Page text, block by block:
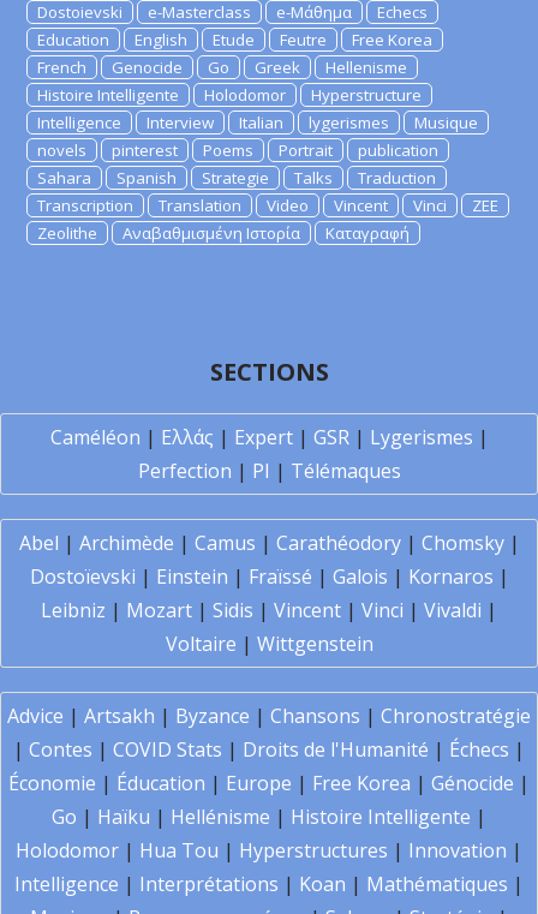
Dostoievski
e-Masterclass e-Μάθημα
Echecs
Education
English Etude Feutre
Free Korea
French
Genocide Go Greek
Hellenisme
Histoire Intelligente
Holodomor
Hyperstructure
Intelligence
Interview Italian lygerismes
Musique
novels
pinterest Poems Portrait
publication
Sahara
Spanish Strategie Talks
Traduction
Transcription
Translation Video Vincent Vinci
ZEE
Zeolithe
Αναβαθμισμένη Ιστορία Καταγραφή
SECTIONS
Caméléon | Ελλάς | Expert| GSR| Lygerismes |
Perfection | PI | Télémaques
Abel | Archimède | Camus | Carathéodory| Chomsky|
Dostoïevski | Einstein | Fraïssé | Galois | Kornaros |
Leibniz | Mozart | Sidis | Vincent | Vinci | Vivaldi |
Voltaire | Wittgenstein
Advice | Artsakh | Byzance | Chansons | Chronostratégie
| Contes | COVID Stats | Droits de l'Humanité | Échecs |
Économie | Éducation | Europe | Free Korea | Génocide |
Go | Haïku | Hellénisme | Histoire Intelligente |
Holodomor | Hua Tou | Hyperstructures | Innovation |
Intelligence | Interprétations | Koan | Mathématiques |